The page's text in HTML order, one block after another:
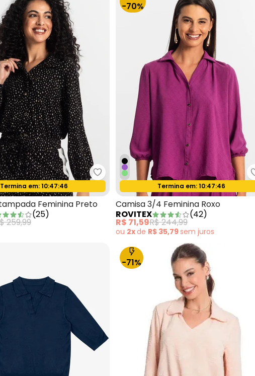
Manga 7/8 Feminina PretoRovitex - Camisa Estampada Feminina
Oferta relâmpago
Termina em:10:47:44
Feminina Preto
(25)
259,99
-70%
Oferta relâmpago
Termina em:10:47:44
Camisa 3/4 Feminina Roxo
ROVITEX
(42)
R$ 71,59R$ 244,99
ou 2xde R$ 35,79sem juros
-71%